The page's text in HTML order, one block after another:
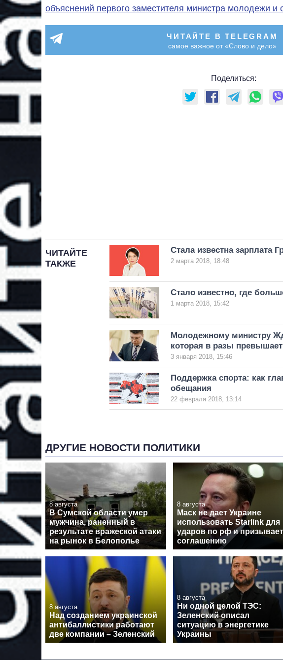
объяснений первого заместителя министра молодежи и
ЧИТАЙТЕ В TELEGRAM
самое важное от «Слово и дело»
Поделиться:
ЧИТАЙТЕ
ТАКЖЕ
Стала известна зарплата
2 марта 2018, 18:48
Стало известно, где
1 марта 2018, 15:42
Молодежному министру
которая в разы
3 января 2018, 15:46
Поддержка спорта: как
обещания
22 февраля 2018, 13:14
ДРУГИЕ НОВОСТИ ПОЛИТИКИ
8 августа
В Сумской области умер
мужчина, раненный в
результате вражеской атаки
на рынок в Белополье
8 августа
Маск не дает Украине
использовать Starlink для
ударов по рф и
соглашению
8 августа
Над созданием украинской
антибаллистики работают
две компании – Зеленский
8 августа
Ни одной целой ТЭС:
Зеленский описал
ситуацию в энергетике
Украины